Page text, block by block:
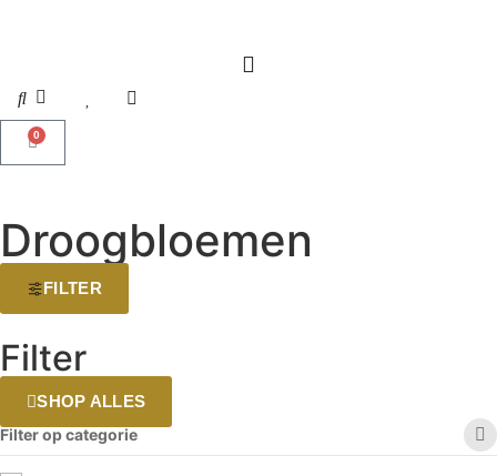
0
Droogbloemen
FILTER
Filter
SHOP ALLES
Filter op categorie